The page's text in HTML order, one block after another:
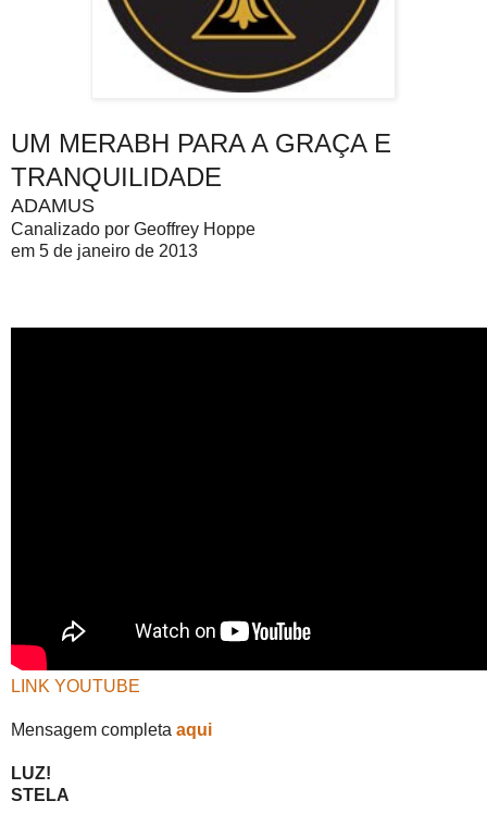
UM MERABH PARA A GRAÇA E
TRANQUILIDADE
ADAMUS
Canalizado por Geoffrey Hoppe
em 5 de janeiro de 2013
LINK YOUTUBE
Mensagem completa aqui
LUZ!
STELA